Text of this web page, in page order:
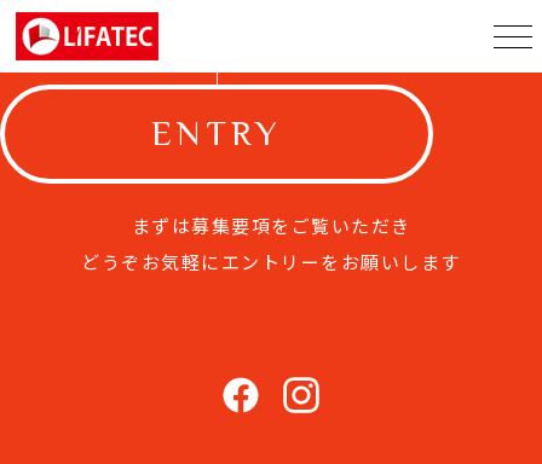
ENTRY
まずは募集要項をご覧いただき
どうぞお気軽にエントリーをお願いします